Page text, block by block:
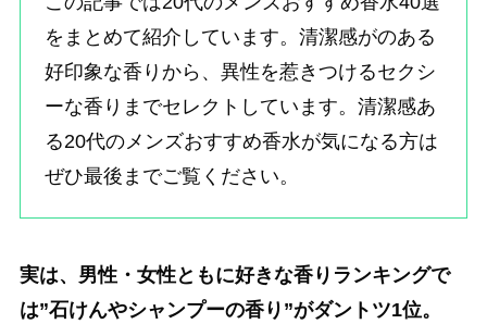
をまとめて紹介しています。清潔感がのある
好印象な香りから、異性を惹きつけるセクシ
ーな香りまでセレクトしています。清潔感あ
る20代のメンズおすすめ香水が気になる方は
ぜひ最後までご覧ください。
実は、男性・女性ともに好きな香りランキングで
は”石けんやシャンプーの香り ”がダントツ1位。